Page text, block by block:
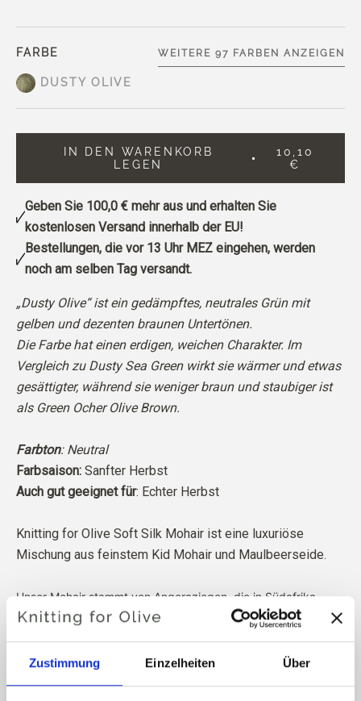
Zustimmung Einzelheiten Über
FARBE
DUSTY OLIVE
WEITERE 97 FARBEN ANZEIGEN
IN DEN WARENKORB
LEGEN
10,10
€
Geben Sie 100,0 €mehr aus und erhalten Sie
kostenlosen Versand innerhalb der EU!
Bestellungen, die vor 13 Uhr MEZ eingehen, werden
noch am selben Tag versandt.
„Dusty Olive“ ist ein gedämpftes, neutrales Grün mit
gelben und dezenten braunen Untertönen.
Die Farbe hat einen erdigen, weichen Charakter. Im
Vergleich zu Dusty Sea Green wirkt sie wärmer und etwas
gesättigter, während sie weniger braun und staubiger ist
als Green Ocher Olive Brown.
Farbton: Neutral
Farbsaison: Sanfter Herbst
Auch gut geeignet für: Echter Herbst
Knitting for Olive Soft Silk Mohair ist eine luxuriöse
Mischung aus feinstem Kid Mohair und Maulbeerseide.
Unser Mohair stammt von Angoraziegen, die in Südafrika
gezüchtet werden, und auch das Garn wird vor Ort
hergestellt. Unsere Garne lassen sich bis zu den einzelnen
Farmen zurückverfolgen, was bedeutet, dass wir genau